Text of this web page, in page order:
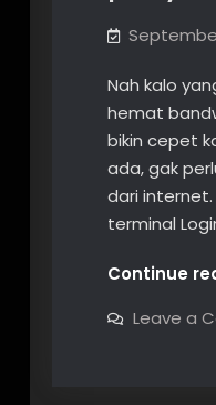
Nah kalo
hemat
bikin cepet
ada, gak
dari internet.
terminal
Continue
Leave a